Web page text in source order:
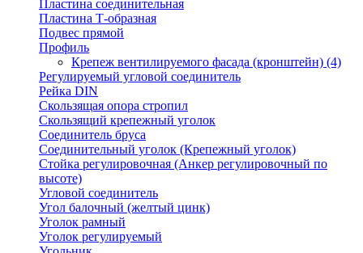
Пластина соединительная
Пластина Т-образная
Подвес прямой
Профиль
Крепеж вентилируемого фасада (кронштейн) (4)
Регулируемый угловой соединитель
Рейка DIN
Скользящая опора стропил
Скользящий крепежный уголок
Соединитель бруса
Соединительный уголок (Крепежный уголок)
Стойка регулировочная (Анкер регулировочный по
высоте)
Угловой соединитель
Угол балочный (желтый цинк)
Уголок рамный
Уголок регулируемый